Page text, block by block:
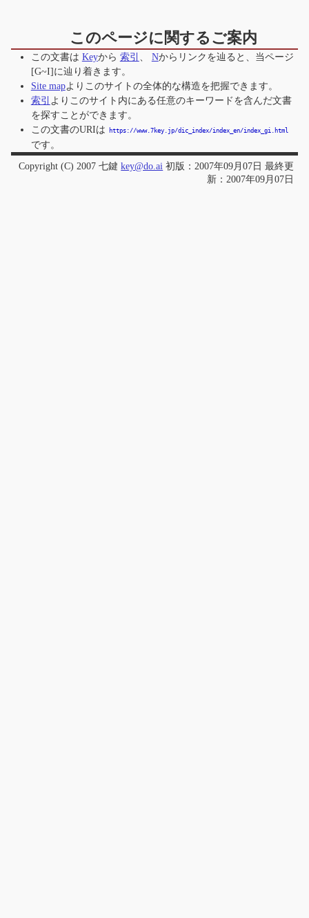
このページに関するご案内
この文書は Keyから 索引 Nからリンクを辿ると、当ページ
[G~I]に辿り着きます。
Site mapよりこのサイトの全体的な構造を把握できます。
索引 よりこのサイト内にある任意のキーワードを含んだ文書
を探すことができます。
この文書のURIは
https://www.7key.jp/dic_index/index_en/index_gi.html
です。
Copyright (C) 2007 七鍵key@do.ai 初版：2007年09月07日 最終更
新：2007年09月07日